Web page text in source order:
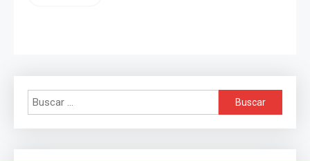
Buscar: